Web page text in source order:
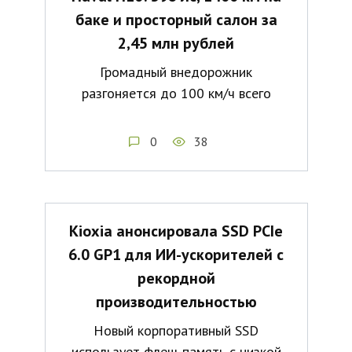
баке и просторный салон за
2,45 млн рублей
Громадный внедорожник
разгоняется до 100 км/ч всего
0 38
Kioxia анонсировала SSD PCIe
6.0 GP1 для ИИ-ускорителей с
рекордной
производительностью
Новый корпоративный SSD